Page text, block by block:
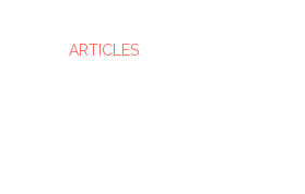
ARTICLES